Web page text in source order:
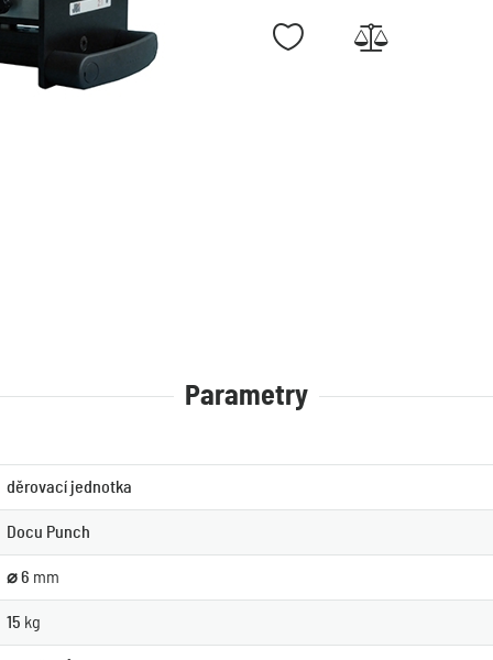
Parametry
děrovací jednotka
Docu Punch
⌀ 6 mm
15 kg